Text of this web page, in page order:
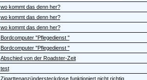
wo kommt das denn her?
wo kommt das denn her?
wo kommt das denn her?
Bordcomputer "Pflegedienst "
Bordcomputer "Pflegedienst "
Abschied von der Roadster-Zeit
test
Zigarttenanzündersteckdose funktioniert nicht richtig